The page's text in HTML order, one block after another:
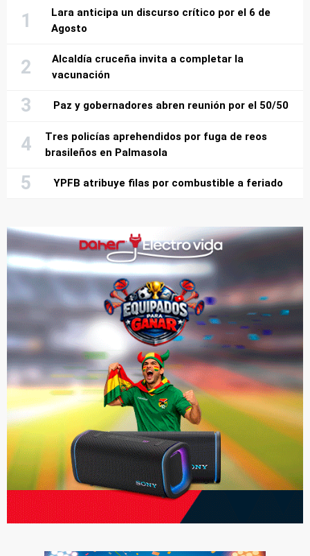
Lara anticipa un discurso crítico por el 6 de
Agosto
Alcaldía cruceña invita a completar la
vacunación
Paz y gobernadores abren reunión por el 50/50
Tres policías aprehendidos por fuga de reos
brasileños en Palmasola
YPFB atribuye filas por combustible a feriado